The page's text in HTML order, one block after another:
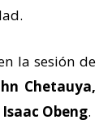
la sesión de
Chetauya,
Isaac Obeng.